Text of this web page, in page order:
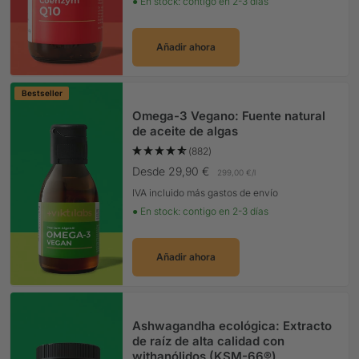
Añadir ahora
Bestseller
Omega-3 Vegano: Fuente natural
de aceite de algas
(882)
Precio Oferta
Desde 29,90 € 299,00 €/l
IVA incluido más gastos de envío
● En stock: contigo en 2-3 días
Añadir ahora
Ashwagandha ecológica: Extracto
de raíz de alta calidad con